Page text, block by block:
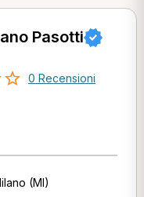
Pasotti
0 Recensioni
(MI)